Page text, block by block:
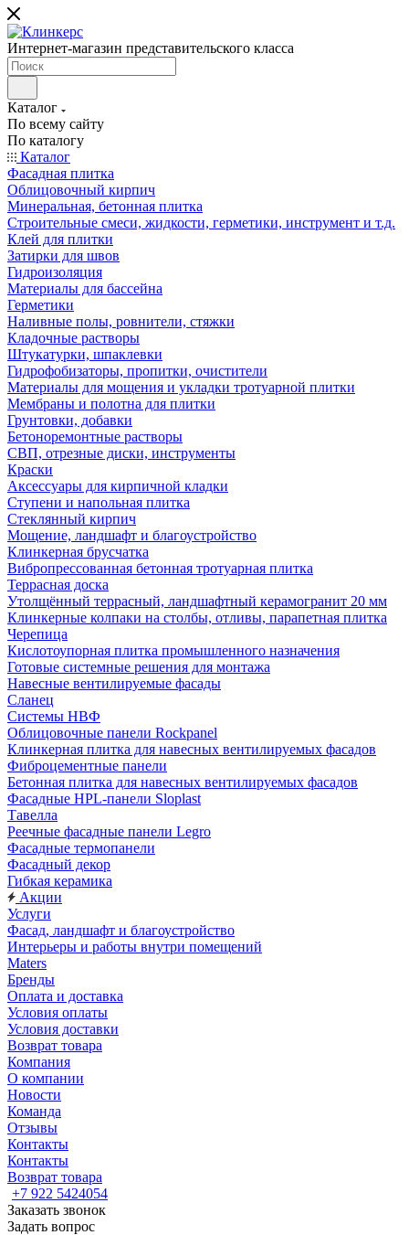
Интернет-магазин представительского класса
Каталог
По всему сайту
По каталогу
Каталог
Фасадная плитка
Облицовочный кирпич
Минеральная, бетонная плитка
Строительные смеси, жидкости, герметики, инструмент и т.д.
Клей для плитки
Затирки для швов
Гидроизоляция
Материалы для бассейна
Герметики
Наливные полы, ровнители, стяжки
Кладочные растворы
Штукатурки, шпаклевки
Гидрофобизаторы, пропитки, очистители
Материалы для мощения и укладки тротуарной плитки
Мембраны и полотна для плитки
Грунтовки, добавки
Бетоноремонтные растворы
СВП, отрезные диски, инструменты
Краски
Аксессуары для кирпичной кладки
Ступени и напольная плитка
Cтеклянный кирпич
Мощение, ландшафт и благоустройство
Клинкерная брусчатка
Вибропрессованная бетонная тротуарная плитка
Террасная доска
Утолщённый террасный, ландшафтный керамогранит 20 мм
Клинкерные колпаки на столбы, отливы, парапетная плитка
Черепица
Кислотоупорная плитка промышленного назначения
Готовые системные решения для монтажа
Навесные вентилируемые фасады
Сланец
Системы НВФ
Облицовочные панели Rockpanel
Клинкерная плитка для навесных вентилируемых фасадов
Фиброцементные панели
Бетонная плитка для навесных вентилируемых фасадов
Фасадные HPL-панели Sloplast
Тавелла
Реечные фасадные панели Legro
Фасадные термопанели
Фасадный декор
Гибкая керамика
Акции
Услуги
Фасад, ландшафт и благоустройство
Интерьеры и работы внутри помещений
Maters
Бренды
Оплата и доставка
Условия оплаты
Условия доставки
Возврат товара
Компания
О компании
Новости
Команда
Отзывы
Контакты
Контакты
Возврат товара
+7 922 5424054
Заказать звонок
Задать вопрос